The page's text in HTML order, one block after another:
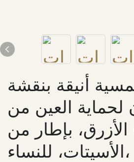
أنيقة بنقشة
لحماية العين من
الأزرق، بإطار من
الأسيتات، للنساء،